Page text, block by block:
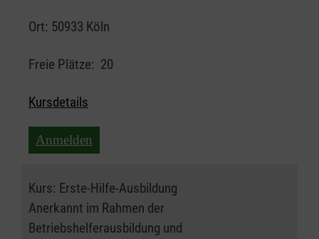
Ort: 50933 Köln
Freie Plätze: 20
Kursdetails
Anmelden
Kurs: Erste-Hilfe-Ausbildung
Anerkannt im Rahmen der
Betriebshelferausbildung und